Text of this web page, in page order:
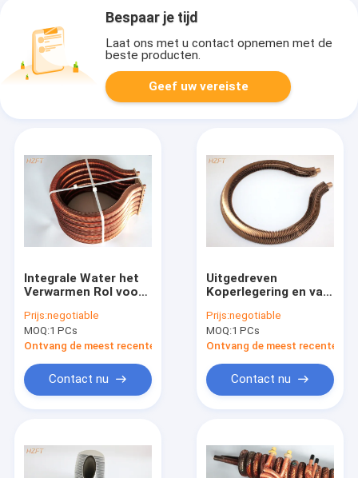
Bespaar je tijd
Laat ons met u contact opnemen met de
beste producten.
Geef uw vereiste
Integrale Water het
Verwarmen Rol voor
Weerstandscorrosie
van Waterboilers
Prijs:negotiable
MOQ:1 PCs
Ontvang de meest recente Prijs
Contact nu
Uitgedreven
Koperlegering en van
voor Water Heater
Boilers
Prijs:negotiable
MOQ:1 PCs
Ontvang de meest recente
Contact nu